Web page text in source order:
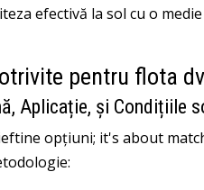
efectivă la sol cu ​​o
pentru flota
Aplicație, și Condițiile
opțiuni; it's about